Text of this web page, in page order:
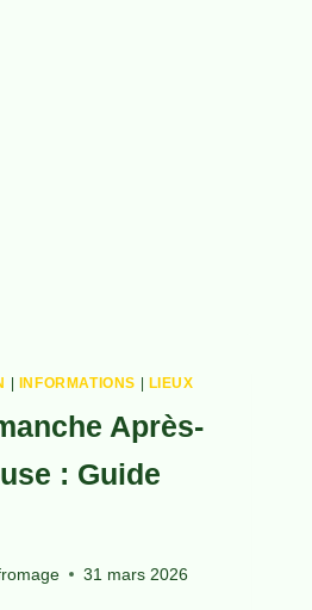
INFORMATIONS LIEUX
Après-
: Guide
31 mars 2026